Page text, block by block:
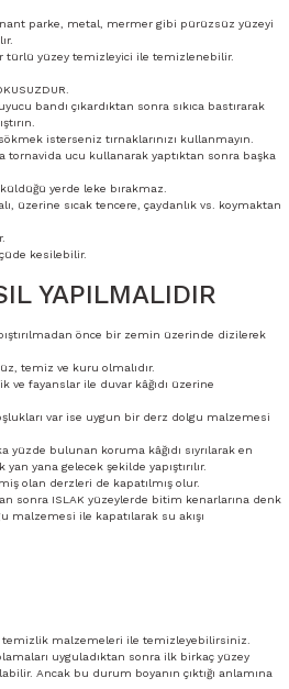
parke, metal, mermer gibi pürüzsüz yüzeyi
türlü yüzey temizleyici ile temizlenebilir.
bandı çıkardıktan sonra sıkıca bastırarak
isterseniz tırnaklarınızı kullanmayın.
ucu kullanarak yaptıktan sonra başka
yerde leke bırakmaz.
üzerine sıcak tencere, çaydanlık vs. koymaktan
kesilebilir.
YAPILMALIDIR
önce bir zemin üzerinde dizilerek
temiz ve kuru olmalıdır.
ve fayanslar ile duvar kâğıdı üzerine
var ise uygun bir derz dolgu malzemesi
yüzde bulunan koruma kâğıdı sıyrılarak en
yana gelecek şekilde yapıştırılır.
olan derzleri de kapatılmış olur.
sonra ISLAK yüzeylerde bitim kenarlarına denk
malzemesi ile kapatılarak su akışı
temizlik malzemeleri ile temizleyebilirsiniz.
uyguladıktan sonra ilk birkaç yüzey
Ancak bu durum boyanın çıktığı anlamına